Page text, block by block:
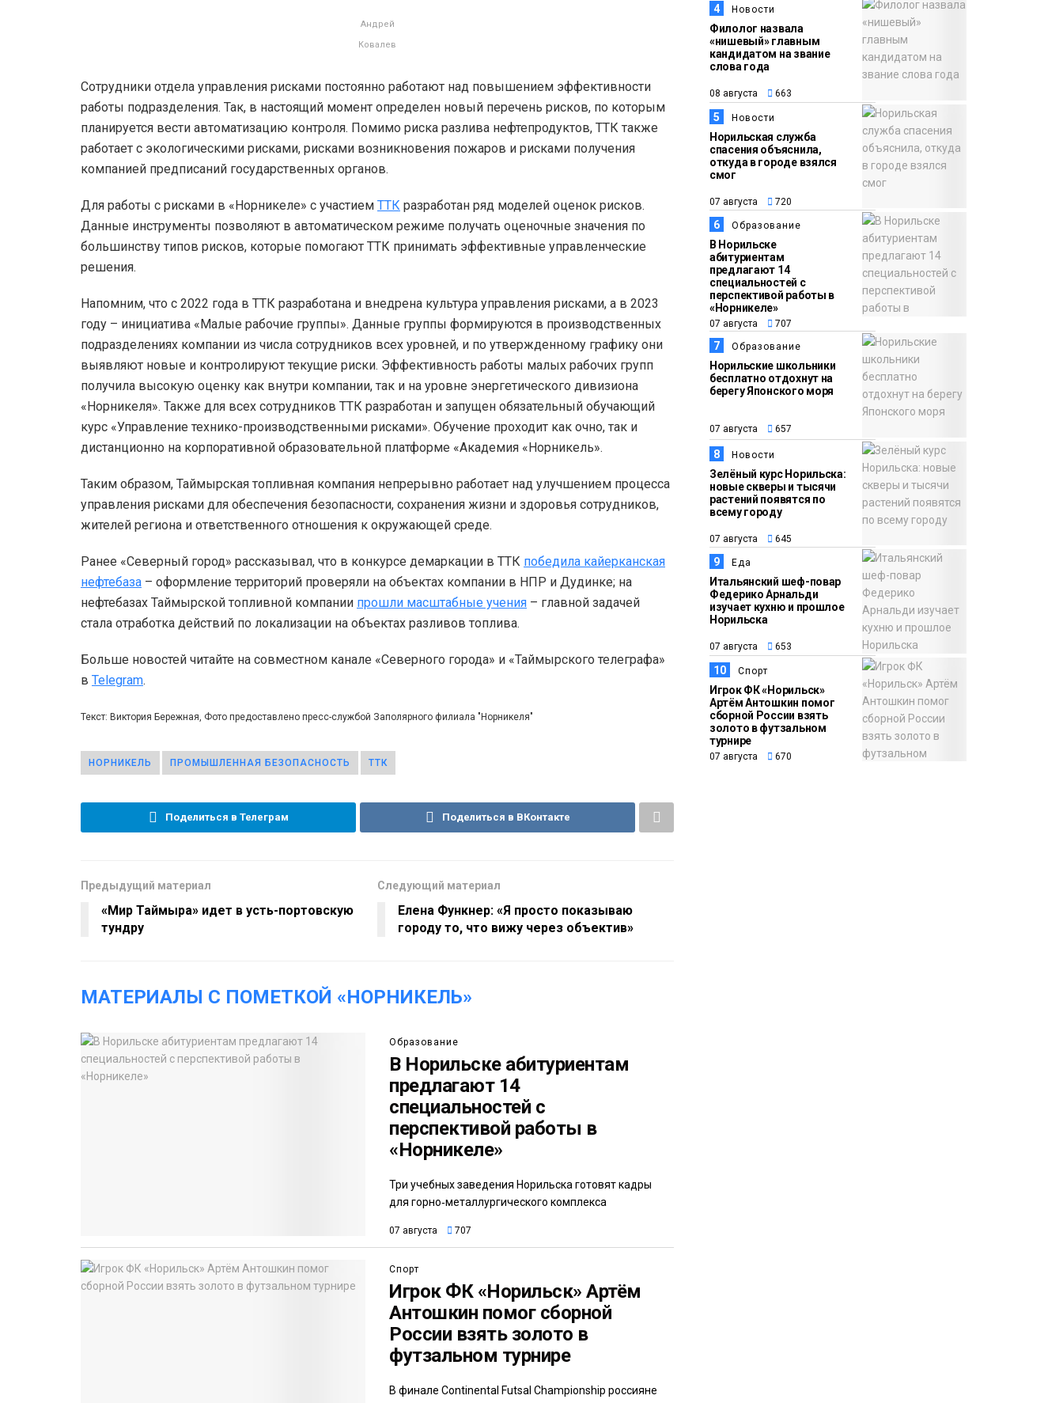
Андрей
Ковалев
Сотрудники отдела управления рисками постоянно работают над повышением эффективности
работы подразделения. Так, в настоящий момент определен новый перечень рисков, по которым
планируется вести автоматизацию контроля. Помимо риска разлива нефтепродуктов, ТТК также
работает с экологическими рисками, рисками возникновения пожаров и рисками получения
компанией предписаний государственных органов.
Для работы с рисками в «Норникеле» с участием ТТК разработан ряд моделей оценок рисков.
Данные инструменты позволяют в автоматическом режиме получать оценочные значения по
большинству типов рисков, которые помогают ТТК принимать эффективные управленческие
решения.
Напомним, что с 2022 года в ТТК разработана и внедрена культура управления рисками, а в 2023
году – инициатива «Малые рабочие группы». Данные группы формируются в производственных
подразделениях компании из числа сотрудников всех уровней, и по утвержденному графику они
выявляют новые и контролируют текущие риски. Эффективность работы малых рабочих групп
получила высокую оценку как внутри компании, так и на уровне энергетического дивизиона
«Норникеля». Также для всех сотрудников ТТК разработан и запущен обязательный обучающий
курс «Управление технико-производственными рисками». Обучение проходит как очно, так и
дистанционно на корпоративной образовательной платформе «Академия «Норникель».
Таким образом, Таймырская топливная компания непрерывно работает над улучшением процесса
управления рисками для обеспечения безопасности, сохранения жизни и здоровья сотрудников,
жителей региона и ответственного отношения к окружающей среде.
Ранее «Северный город» рассказывал, что в конкурсе демаркации в ТТК победила кайерканская
нефтебаза – оформление территорий проверяли на объектах компании в НПР и Дудинке; на
нефтебазах Таймырской топливной компании прошли масштабные учения – главной задачей
стала отработка действий по локализации на объектах разливов топлива.
Больше новостей читайте на совместном канале «Северного города» и «Таймырского телеграфа»
в Telegram.
Текст: Виктория Бережная, Фото предоставлено пресс-службой Заполярного филиала "Норникеля"
НОРНИКЕЛЬ ПРОМЫШЛЕННАЯ БЕЗОПАСНОСТЬ ТТК
Поделиться в Телеграм Поделиться в ВКонтакте
Предыдущий материал
«Мир Таймыра» идет в усть-портовскую
тундру
Следующий материал
Елена Функнер: «Я просто показываю
городу то, что вижу через объектив»
МАТЕРИАЛЫ С ПОМЕТКОЙ «НОРНИКЕЛЬ»
Образование
В Норильске абитуриентам
предлагают 14
специальностей с
перспективой работы в
«Норникеле»
Три учебных заведения Норильска готовят кадры
для горно‑металлургического комплекса
07 августа 707
Спорт
Игрок ФК «Норильск» Артём
Антошкин помог сборной
России взять золото в
футзальном турнире
В финале Continental Futsal Championship россияне
15:11
07 августа
Спорт
Игрок ФК «Норильск»
Артём Антошкин
помог сборной России
взять золото в
футзальном турнире
4 Новости
Филолог назвала
«нишевый» главным
кандидатом на звание
слова года
08 августа 663
5 Новости
Норильская служба
спасения объяснила,
откуда в городе взялся
смог
07 августа 720
6 Образование
В Норильске
абитуриентам
предлагают 14
специальностей с
перспективой работы в
«Норникеле»
07 августа 707
7 Образование
Норильские школьники
бесплатно отдохнут на
берегу Японского моря
07 августа 657
8 Новости
Зелёный курс Норильска:
новые скверы и тысячи
растений появятся по
всему городу
07 августа 645
9 Еда
Итальянский шеф-повар
Федерико Арнальди
изучает кухню и прошлое
Норильска
07 августа 653
10 Спорт
Игрок ФК «Норильск»
Артём Антошкин помог
сборной России взять
золото в футзальном
турнире
07 августа 670